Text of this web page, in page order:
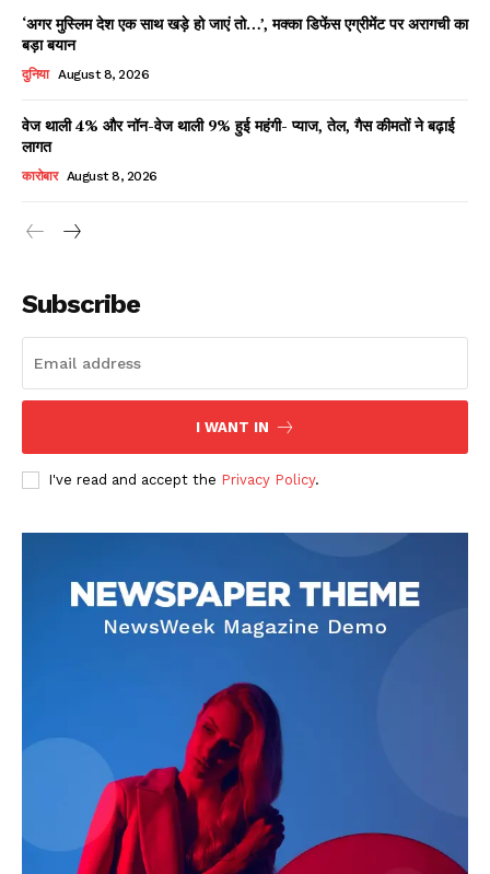
Contact us
Subscription Plans
My account
‘अगर मुस्लिम देश एक साथ खड़े हो जाएं तो…’, मक्का डिफेंस एग्रीमेंट पर अरागची का
बड़ा बयान
दुनिया August 8, 2026
वेज थाली 4% और नॉन-वेज थाली 9% हुई महंगी- प्याज, तेल, गैस कीमतों ने बढ़ाई
लागत
कारोबार August 8, 2026
Subscribe
I WANT IN
I've read and accept the Privacy Policy.